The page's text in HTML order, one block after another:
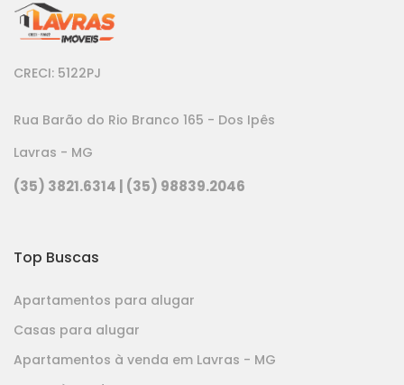
CRECI: 5122PJ
Rua Barão do Rio Branco 165 - Dos Ipês
Lavras - MG
(35) 3821.6314 | (35) 98839.2046
Top Buscas
Apartamentos para alugar
Casas para alugar
Apartamentos à venda em Lavras - MG